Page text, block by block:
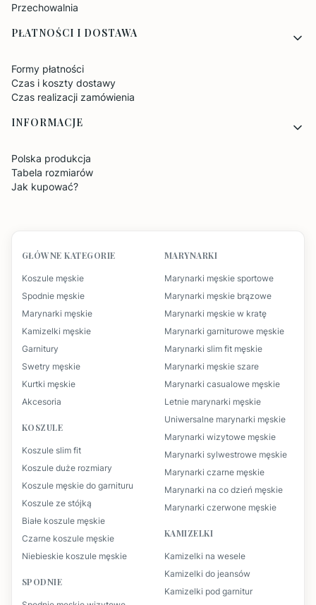
Przechowalnia
PŁATNOŚCI I DOSTAWA
Formy płatności
Czas i koszty dostawy
Czas realizacji zamówienia
INFORMACJE
Polska produkcja
Tabela rozmiarów
Jak kupować?
GŁÓWNE KATEGORIE
Koszule męskie
Spodnie męskie
Marynarki męskie
Kamizelki męskie
Garnitury
Swetry męskie
Kurtki męskie
Akcesoria
KOSZULE
Koszule slim fit
Koszule duże rozmiary
Koszule męskie do garnituru
Koszule ze stójką
Białe koszule męskie
Czarne koszule męskie
Niebieskie koszule męskie
SPODNIE
MARYNARKI
Marynarki męskie sportowe
Marynarki męskie brązowe
Marynarki męskie w kratę
Marynarki garniturowe męskie
Marynarki slim fit męskie
Marynarki męskie szare
Marynarki casualowe męskie
Letnie marynarki męskie
Uniwersalne marynarki męskie
Marynarki wizytowe męskie
Marynarki sylwestrowe męskie
Marynarki czarne męskie
Marynarki na co dzień męskie
Marynarki czerwone męskie
KAMIZELKI
Kamizelki na wesele
Kamizelki do jeansów
Kamizelki pod garnitur